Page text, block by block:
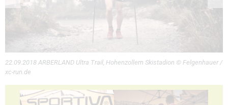
22.09.2018 ARBERLAND Ultra Trail, Hohenzollern Skistadion © Felgenhauer /
xc-run.de